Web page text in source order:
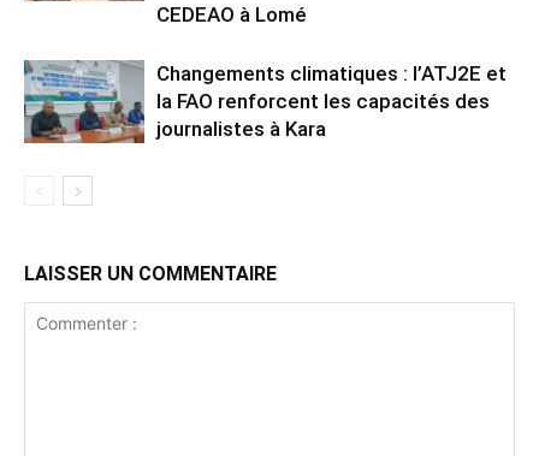
CEDEAO à Lomé
Changements climatiques : l’ATJ2E et
la FAO renforcent les capacités des
journalistes à Kara
LAISSER UN COMMENTAIRE